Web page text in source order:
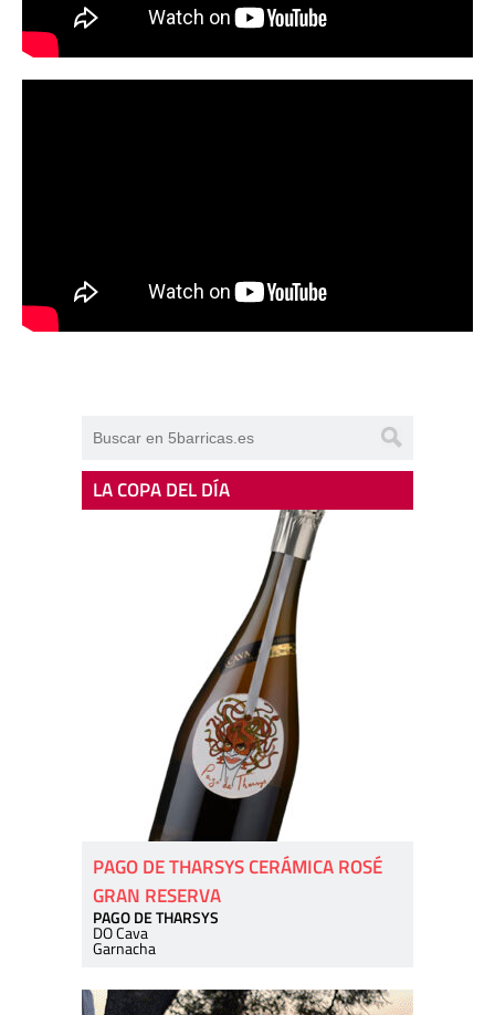
LA COPA DEL DÍA
PAGO DE THARSYS CERÁMICA ROSÉ
GRAN RESERVA
PAGO DE THARSYS
DO Cava
Garnacha